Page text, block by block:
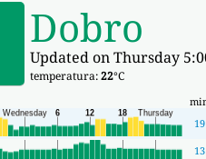
Dobro
Updated on Thursday
temperatura:22°C
19
13